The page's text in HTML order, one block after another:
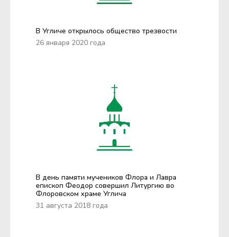
В Угличе открылось общество трезвости
26 января 2020 года
В день памяти мучеников Флора и Лавра
епископ Феодор совершил Литургию во
Флоровском храме Углича
31 августа 2018 года